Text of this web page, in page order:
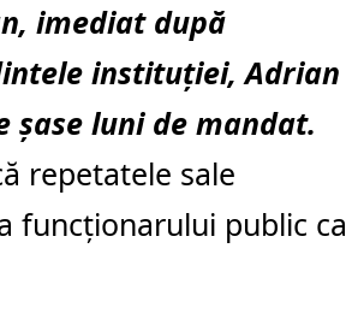
imediat după
instituției, Adrian
șase luni de mandat.
repetatele sale
funcționarului public ca